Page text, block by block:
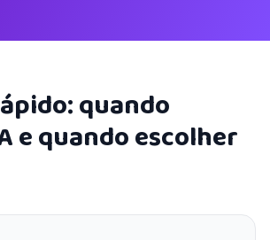
quando
e quando escolher